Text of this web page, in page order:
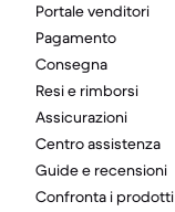
Portale venditori
Pagamento
Consegna
Resi e rimborsi
Assicurazioni
Centro assistenza
Guide e recensioni
Confronta i prodotti